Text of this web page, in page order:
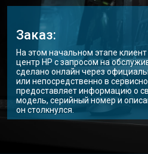
Заказ:
На этом начальном этапе
центр HP с запросом на
сделано онлайн через
или непосредственно в
предоставляет информацию о
модель, серийный номер и
он столкнулся.